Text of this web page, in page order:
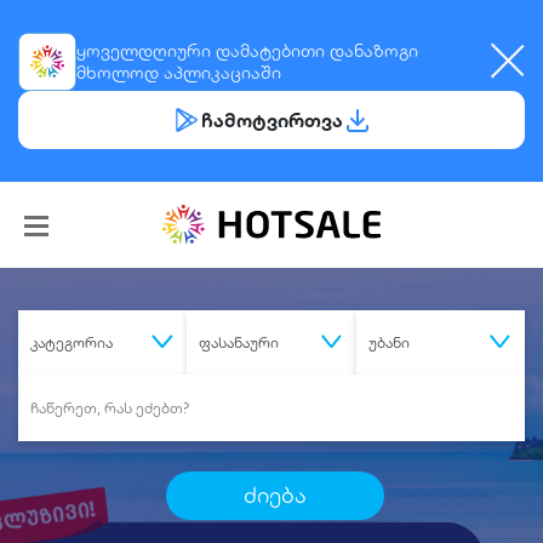
ყოველდღიური დამატებითი დანაზოგი
მხოლოდ აპლიკაციაში
ჩამოტვირთვა
კატეგორია ფასანაური უბანი
ძიება